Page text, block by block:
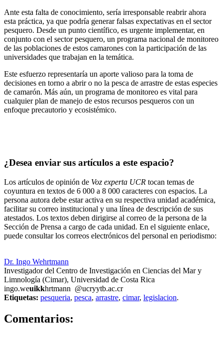
Ante esta falta de conocimiento, sería irresponsable reabrir ahora
esta práctica, ya que podría generar falsas expectativas en el sector
pesquero. Desde un punto científico, es urgente implementar, en
conjunto con el sector pesquero, un programa nacional de monitoreo
de las poblaciones de estos camarones con la participación de las
universidades que trabajan en la temática.
Este esfuerzo representaría un aporte valioso para la toma de
decisiones en torno a abrir o no la pesca de arrastre de estas especies
de camarón. Más aún, un programa de monitoreo es vital para
cualquier plan de manejo de estos recursos pesqueros con un
enfoque precautorio y ecosistémico.
¿Desea enviar sus artículos a este espacio?
Los artículos de opinión de Voz experta UCR tocan temas de
coyuntura en textos de 6 000 a 8 000 caracteres con espacios. La
persona autora debe estar activa en su respectiva unidad académica,
facilitar su correo institucional y una línea de descripción de sus
atestados. Los textos deben dirigirse al correo de la persona de la
Sección de Prensa a cargo de cada unidad. En el siguiente enlace,
puede consultar los correos electrónicos del personal en periodismo:
Dr. Ingo Wehrtmann
Investigador del Centro de Investigación en Ciencias del Mar y
Limnología (Cimar), Universidad de Costa Rica
ingo.weuikkhrtmann @ucryytb.ac.cr
Etiquetas: pesqueria, pesca, arrastre, cimar, legislacion.
Comentarios: